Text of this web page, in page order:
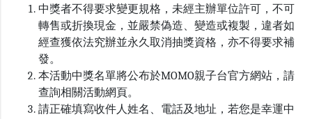
中獎者不得要求變更規格，未經主辦單位許可，不可
轉售或折換現金，並嚴禁偽造、變造或複製，違者如
經查獲依法究辦並永久取消抽獎資格，亦不得要求補
發。
本活動中獎名單將公布於MOMO親子台官方網站，請
查詢相關活動網頁。
請正確填寫收件人姓名、電話及地址，若您是幸運中